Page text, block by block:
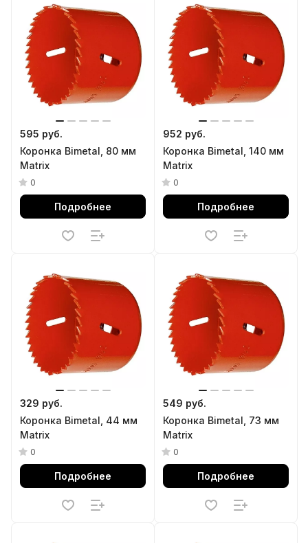
595 руб.
Коронка Bimetal, 80 мм
Matrix
0
Подробнее
952 руб.
Коронка Bimetal, 140 мм
Matrix
0
Подробнее
329 руб.
Коронка Bimetal, 44 мм
Matrix
0
Подробнее
549 руб.
Коронка Bimetal, 73 мм
Matrix
0
Подробнее